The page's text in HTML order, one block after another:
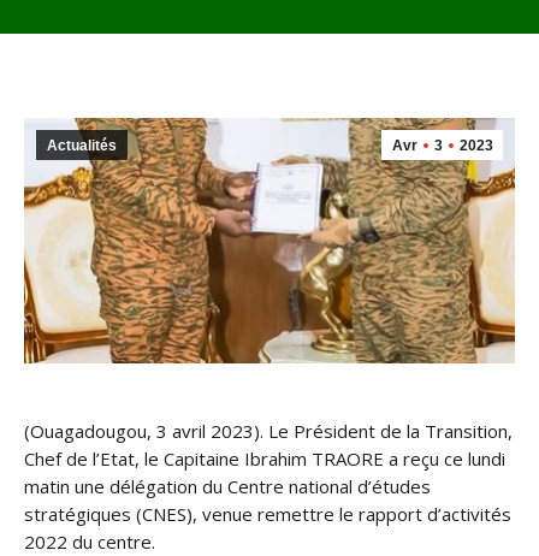
Avr 3 2023
Actualités
(Ouagadougou, 3 avril 2023). Le Président de la Transition,
Chef de l’Etat, le Capitaine Ibrahim TRAORE a reçu ce lundi
matin une délégation du Centre national d’études
stratégiques (CNES), venue remettre le rapport d’activités
2022 du centre.